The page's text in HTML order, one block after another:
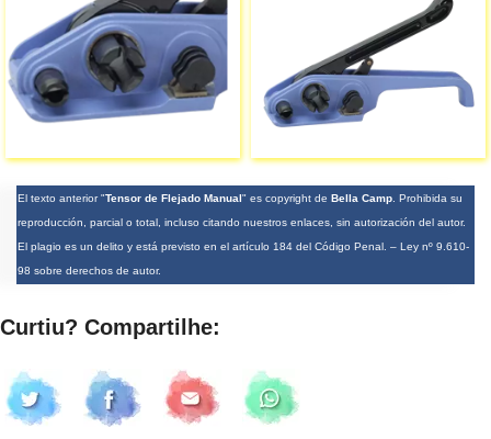
El texto anterior "Tensor de Flejado Manual" es copyright de Bella Camp . Prohibida su
reproducción, parcial o total, incluso citando nuestros enlaces, sin autorización del autor.
El plagio es un delito y está previsto en el artículo 184 del Código Penal. – Ley nº 9.610-
98 sobre derechos de autor.
Curtiu? Compartilhe: